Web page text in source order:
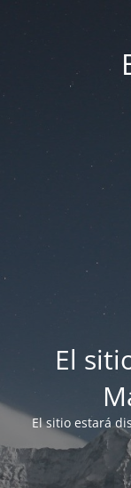
El
El sitio estará